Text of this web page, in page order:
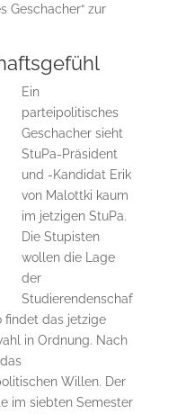
Geschacher“ zur
Ein
parteipolitisches
Geschacher sieht
StuPa-Präsident
und -Kandidat Erik
von Malottki kaum
im jetzigen StuPa.
Die Stupisten
wollen die Lage
der
Studierendenschaf
findet das jetzige
in Ordnung. Nach
Willen. Der
im siebten Semester